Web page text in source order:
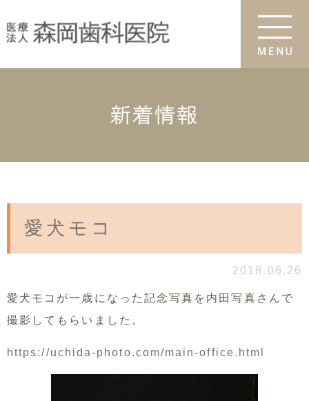
新着情報
愛犬モコ
2018.06.26
愛犬モコが一歳になった記念写真を内田写真さんで
撮影してもらいました。
https://uchida-photo.com/main-office.html